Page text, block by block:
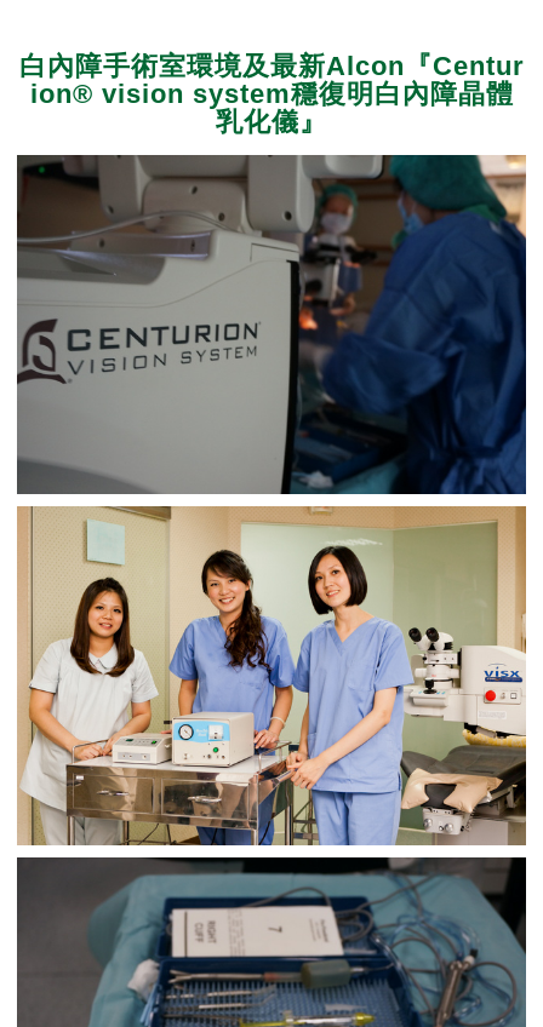
白內障手術室環境及最新Alcon『Centur
ion® vision system穩復明白內障晶體
乳化儀』